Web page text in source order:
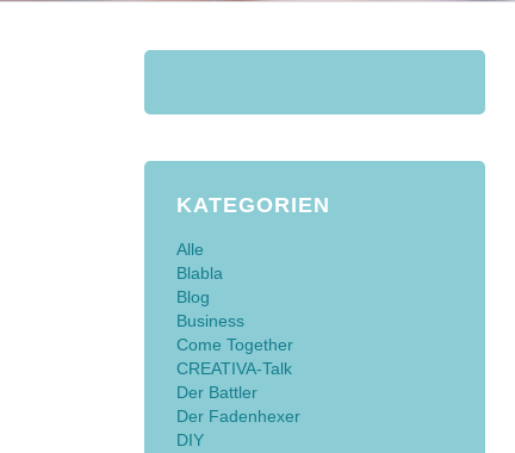
KATEGORIEN
Alle
Blabla
Blog
Business
Come Together
CREATIVA-Talk
Der Battler
Der Fadenhexer
DIY